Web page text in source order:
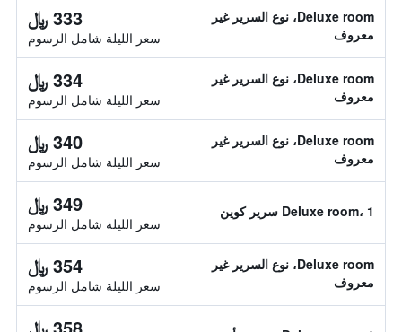
Deluxe room، نوع السرير غير
معروف
333 ﷼
سعر الليلة شامل الرسوم
Deluxe room، نوع السرير غير
معروف
334 ﷼
سعر الليلة شامل الرسوم
Deluxe room، نوع السرير غير
معروف
340 ﷼
سعر الليلة شامل الرسوم
Deluxe room، 1 سرير كوين 349 ﷼
سعر الليلة شامل الرسوم
Deluxe room، نوع السرير غير
معروف
354 ﷼
سعر الليلة شامل الرسوم